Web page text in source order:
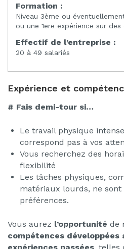
Formation :
Niveau 3ème ou
ou une 1ere expérience sur des
Effectif de l’entreprise :
20 à 49 salariés
Expérience et
# Fais demi-tour si…
Le travail physique
correspond pas à vos
Vous recherchez des
flexibilité
Les tâches physiques,
matériaux lourds, ne sont
préférences.
Vous aurez l’opportunité de
compétences développées